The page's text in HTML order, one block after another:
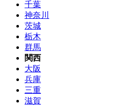
千葉
神奈川
茨城
栃木
群馬
関西
大阪
兵庫
三重
滋賀